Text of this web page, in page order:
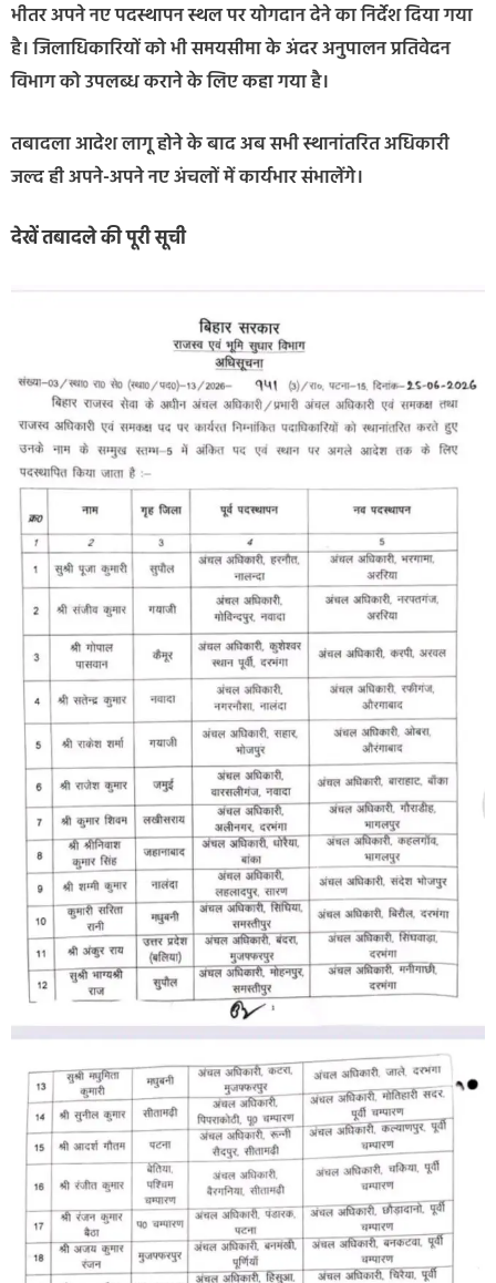
भीतर अपने नए पदस्थापन स्थल पर योगदान देने का निर्देश दिया गया
है। जिलाधिकारियों को भी समयसीमा के अंदर अनुपालन प्रतिवेदन
विभाग को उपलब्ध कराने के लिए कहा गया है।
तबादला आदेश लागू होने के बाद अब सभी स्थानांतरित अधिकारी
जल्द ही अपने-अपने नए अंचलों में कार्यभार संभालेंगे।
देखें तबादले की पूरी सूची